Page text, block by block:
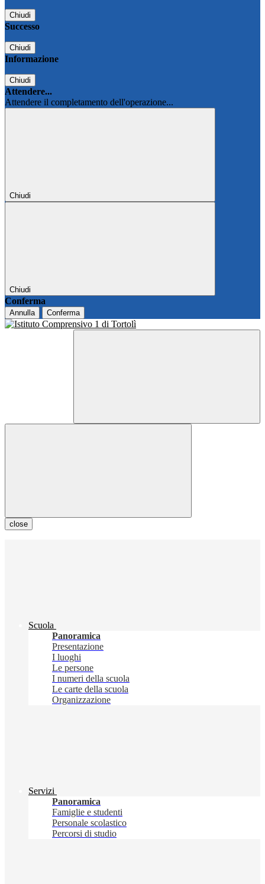
Chiudi
Successo
Chiudi
Informazione
Chiudi
Attendere...
Attendere il completamento dell'operazione...
Chiudi
Chiudi
Conferma
Annulla Conferma
close
Scuola
Panoramica
Presentazione
I luoghi
Le persone
I numeri della scuola
Le carte della scuola
Organizzazione
Servizi
Panoramica
Famiglie e studenti
Personale scolastico
Percorsi di studio